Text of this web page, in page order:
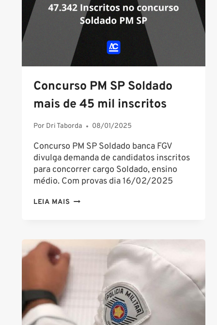
Concurso PM SP Soldado
mais de 45 mil inscritos
Por Dri Taborda 08/01/2025
Concurso PM SP Soldado banca FGV
divulga demanda de candidatos inscritos
para concorrer cargo Soldado, ensino
médio. Com provas dia 16/02/2025
LEIA MAIS CONCURSO
DE
INSCRITOS